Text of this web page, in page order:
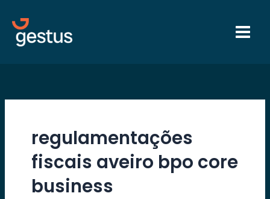
para
conteúdo
regulamentações
fiscais aveiro bpo core
business